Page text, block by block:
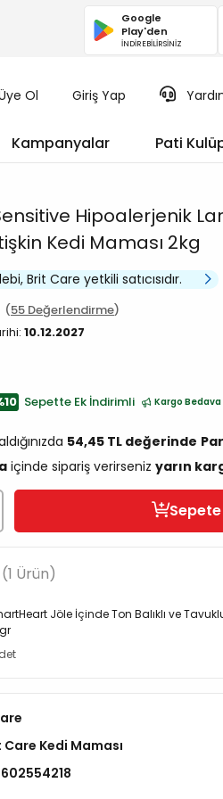
Google
Play'den
İNDİREBİLİRSİNİZ
Ol Giriş Yap
Kampanyalar Pati
Hipoalerjenik
Kedi Maması 2kg
Brit Care yetkili satıcısıdır.
55 Değerlendirme
10.12.2027
Sepette Ek İndirimli Kargo Bedava
54,45 TL değerinde
içinde sipariş verirseniz yarın
Sepete
(1 Ürün)
Jöle İçinde Ton Balıklı ve
Care Kedi Maması